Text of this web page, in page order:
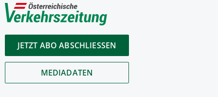
JETZT ABO ABSCHLIESSEN
MEDIADATEN